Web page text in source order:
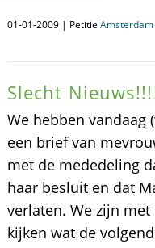
01-01-2009 | Petitie
Slecht
We hebben vandaag
een brief van
met de mededeling
haar besluit en dat
verlaten. We zijn
kijken wat de